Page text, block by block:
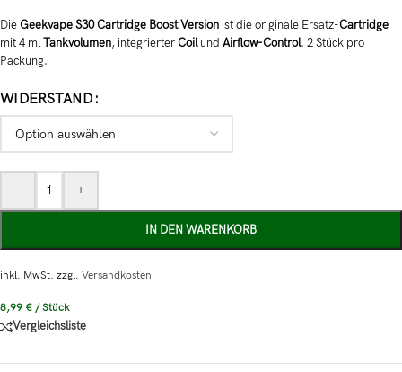
DieGeekvape S30 Cartridge Boost Version ist die originale Ersatz-Cartridge
mit 4 mlTankvolumen, integrierterCoilund Airflow-Control. 2 Stück pro
Packung.
WIDERSTAND
- +
IN DEN WARENKORB
inkl. MwSt. zzgl. Versandkosten
8,99 € /Stück
Vergleichsliste